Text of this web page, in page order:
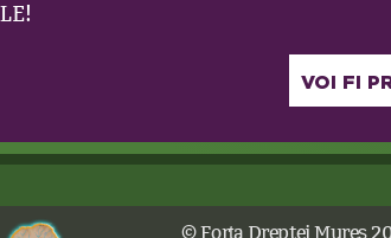
VOI FI
© Forța Dreptei Mureș